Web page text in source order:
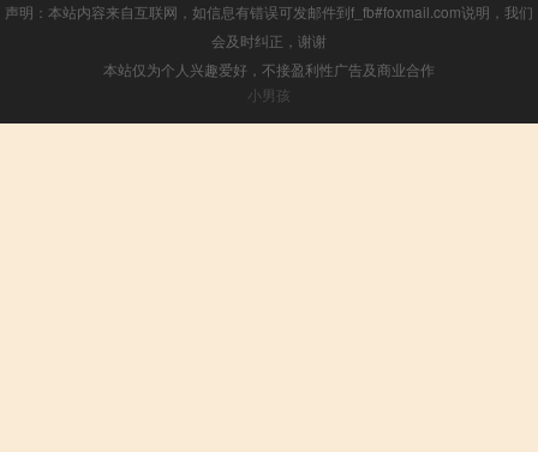
声明：本站内容来自互联网，如信息有错误可发邮件到f_fb#foxmail.com说明，我们
会及时纠正，谢谢
本站仅为个人兴趣爱好，不接盈利性广告及商业合作
小男孩